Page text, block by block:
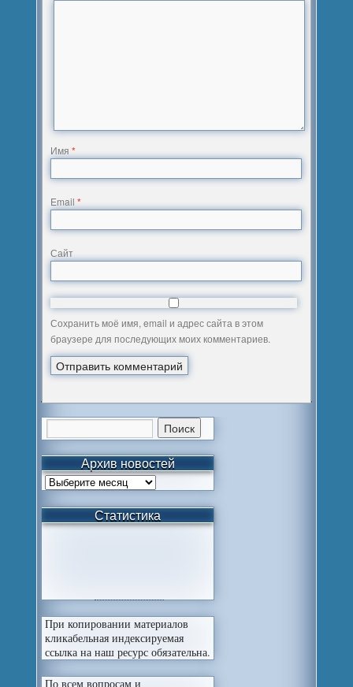
Имя*
Email*
Сайт
Сохранить моё имя, email и адрес сайта в этом
браузере для последующих моих комментариев.
Архив новостей
Статистика
При копировании материалов
кликабельная индексируемая
ссылка на наш ресурс обязательна.
По всем вопросам и